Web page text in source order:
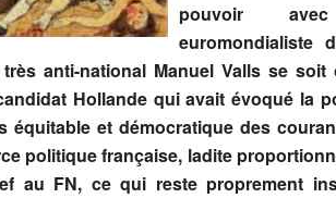
pouvoir
euromondialiste
anti-national Manuel Valls se soit
Hollande qui avait évoqué la
équitable et démocratique des
politique française, ladite
au FN, ce qui reste proprement